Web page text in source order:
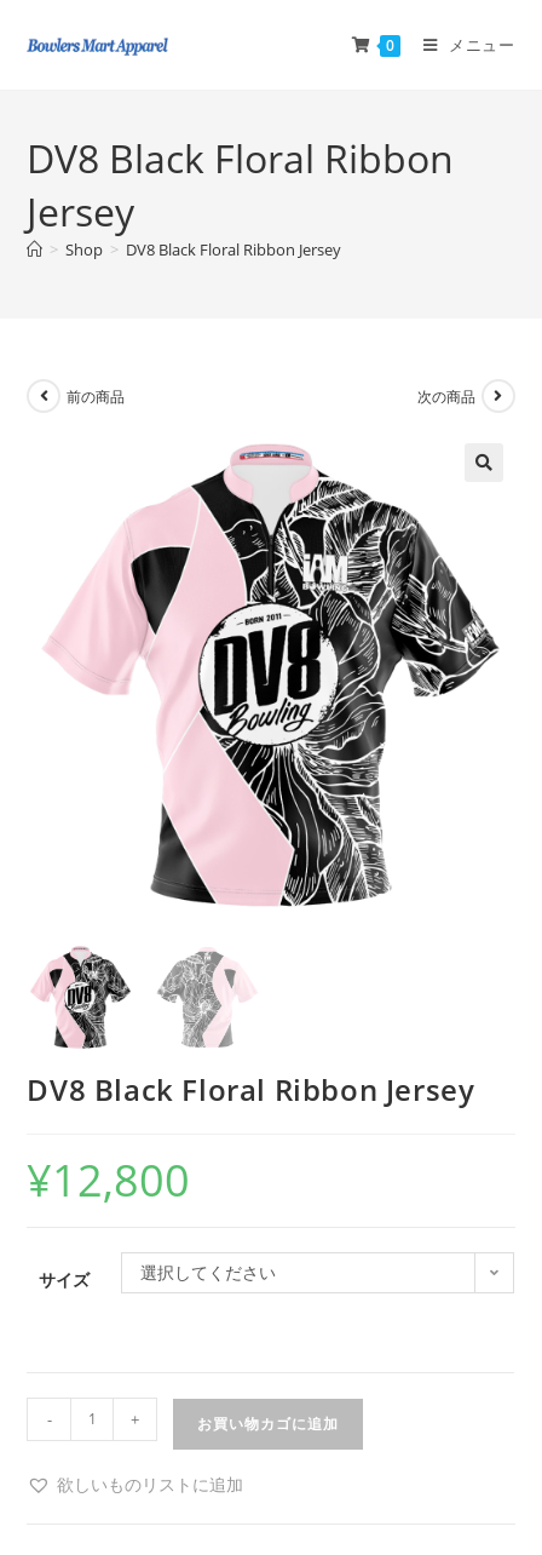
0 メニュー
DV8 Black Floral Ribbon
Jersey
> Shop > DV8 Black Floral Ribbon Jersey
前の商品 次の商品
DV8 Black Floral Ribbon Jersey
¥12,800
サイズ 選択してください
- + お買い物カゴに追加
欲しいものリストに追加